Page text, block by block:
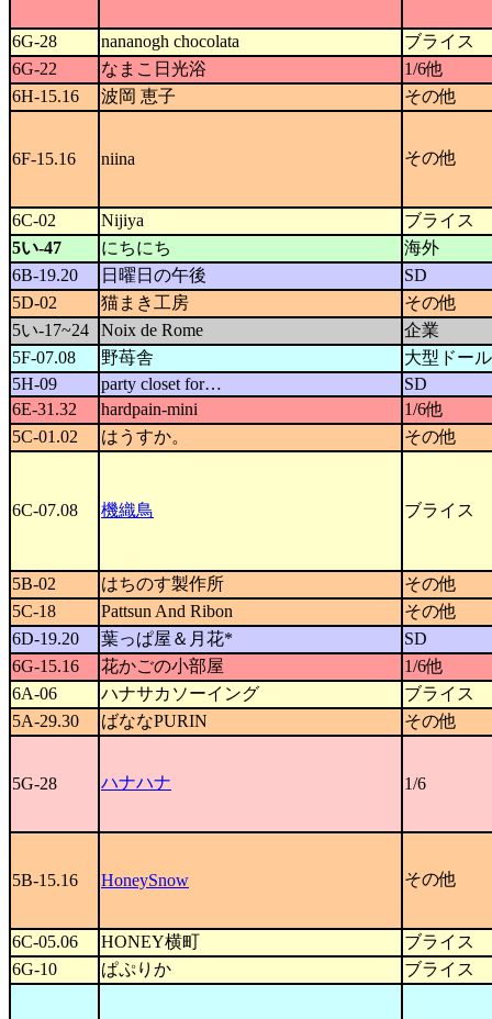
6G-28 nananogh chocolata
ブライス
6G-22
なまこ日光浴
1/6他
6H-15.16
波岡 恵子 その他
6F-15.16 niina その他
6C-02 Nijiya
ブライス
5い-47
にちにち
海外
6B-19.20
日曜日の午後
SD
5D-02
猫まき工房
その他
5い-17~24
Noix de Rome
企業
5F-07.08
野苺舎
大型ドール
5H-09
party closet for…
SD
6E-31.32
hardpain-mini
1/6他
5C-01.02
はうすか。 その他
6C-07.08 機織鳥 ブライス
5B-02 はちのす製作所
その他
5C-18
Pattsun And Ribon
その他
6D-19.20
葉っぱ屋＆月花*
SD
6G-15.16
花かごの小部屋
1/6他
6A-06
ハナサカソーイング
ブライス
5A-29.30
ばななPURIN その他
5G-28 ハナハナ 1/6
5B-15.16 HoneySnow その他
6C-05.06 HONEY横町
ブライス
6G-10
ぱぷりか ブライス